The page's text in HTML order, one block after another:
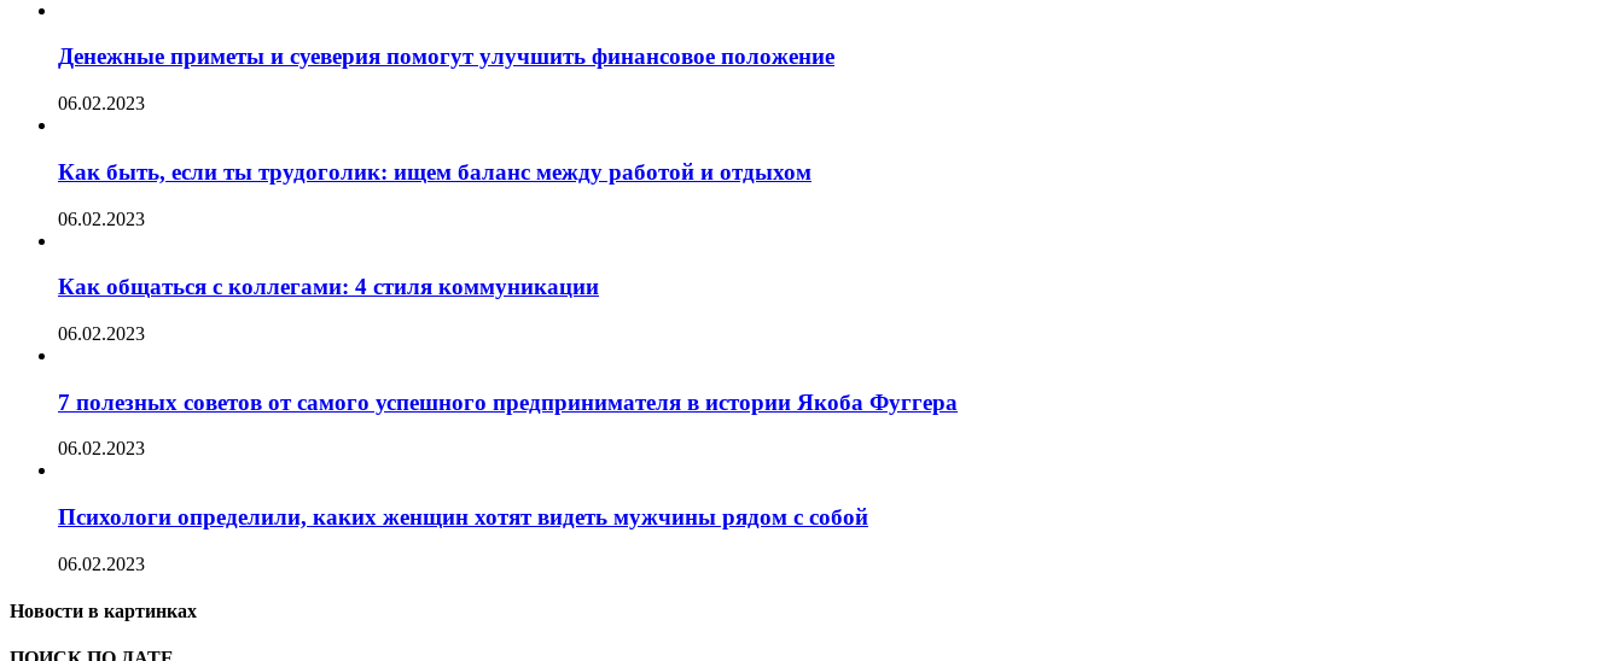
Денежные приметы и суеверия помогут улучшить финансовое положение
06.02.2023
Как быть, если ты трудоголик: ищем баланс между работой и отдыхом
06.02.2023
Как общаться с коллегами: 4 стиля коммуникации
06.02.2023
7 полезных советов от самого успешного предпринимателя в истории Якоба Фуггера
06.02.2023
Психологи определили, каких женщин хотят видеть мужчины рядом с собой
06.02.2023
Новости в картинках